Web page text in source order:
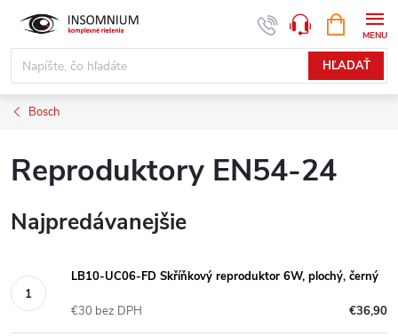
obsah
HĽADAŤ
KOŠÍK
Bosch
Reproduktory EN54-24
Najpredávanejšie
LB10-UC06-FD Skříňkový reproduktor 6W, plochý, černý
€36,90
€30 bez DPH
www.insomnium.sk - Chat